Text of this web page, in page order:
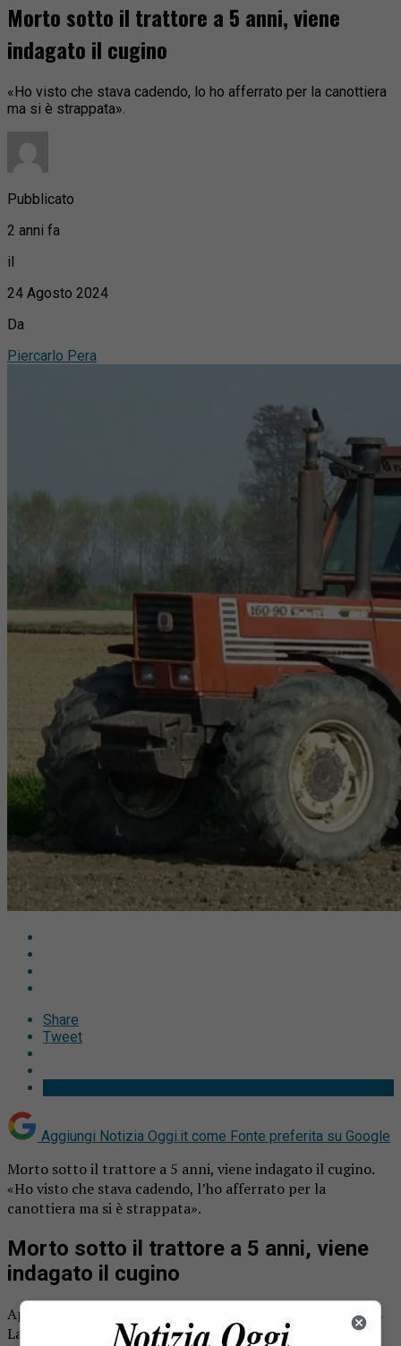
Morto sotto il trattore a 5 anni, viene
indagato il cugino
«Ho visto che stava cadendo, lo ho afferrato per la canottiera
ma si è strappata».
Pubblicato
2 anni fa
il
24 Agosto 2024
Da
Piercarlo Pera
Share
Tweet
Aggiungi Notizia Oggi.it come Fonte preferita su Google
Morto sotto il trattore a 5 anni, viene indagato il cugino.
«Ho visto che stava cadendo, l’ho afferrato per la
canottiera ma si è strappata».
Morto sotto il trattore a 5 anni, viene
indagato il cugino
Aperto un fascicolo per omicidio colposo a carico di Denis
Lausarot, il cugino 18enne delpiccolo Dylan Lausarot,